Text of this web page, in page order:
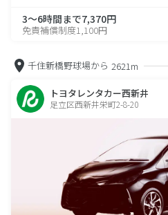
3～6時間まで7,370円
免責補償制度1,100円
千住新橋野球場から 2621m
トヨタレンタカー西新井
足立区西新井栄町2-8-20